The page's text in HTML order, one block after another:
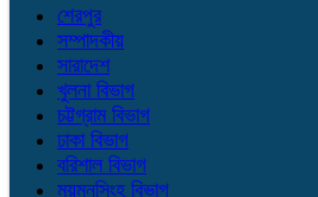
শেরপুর
সম্পাদকীয়
সারাদেশ
খুলনা বিভাগ
চট্টগ্রাম বিভাগ
ঢাকা বিভাগ
বরিশাল বিভাগ
ময়মনসিংহ বিভাগ